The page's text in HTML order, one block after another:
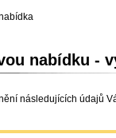
nabídku -
následujících údajů